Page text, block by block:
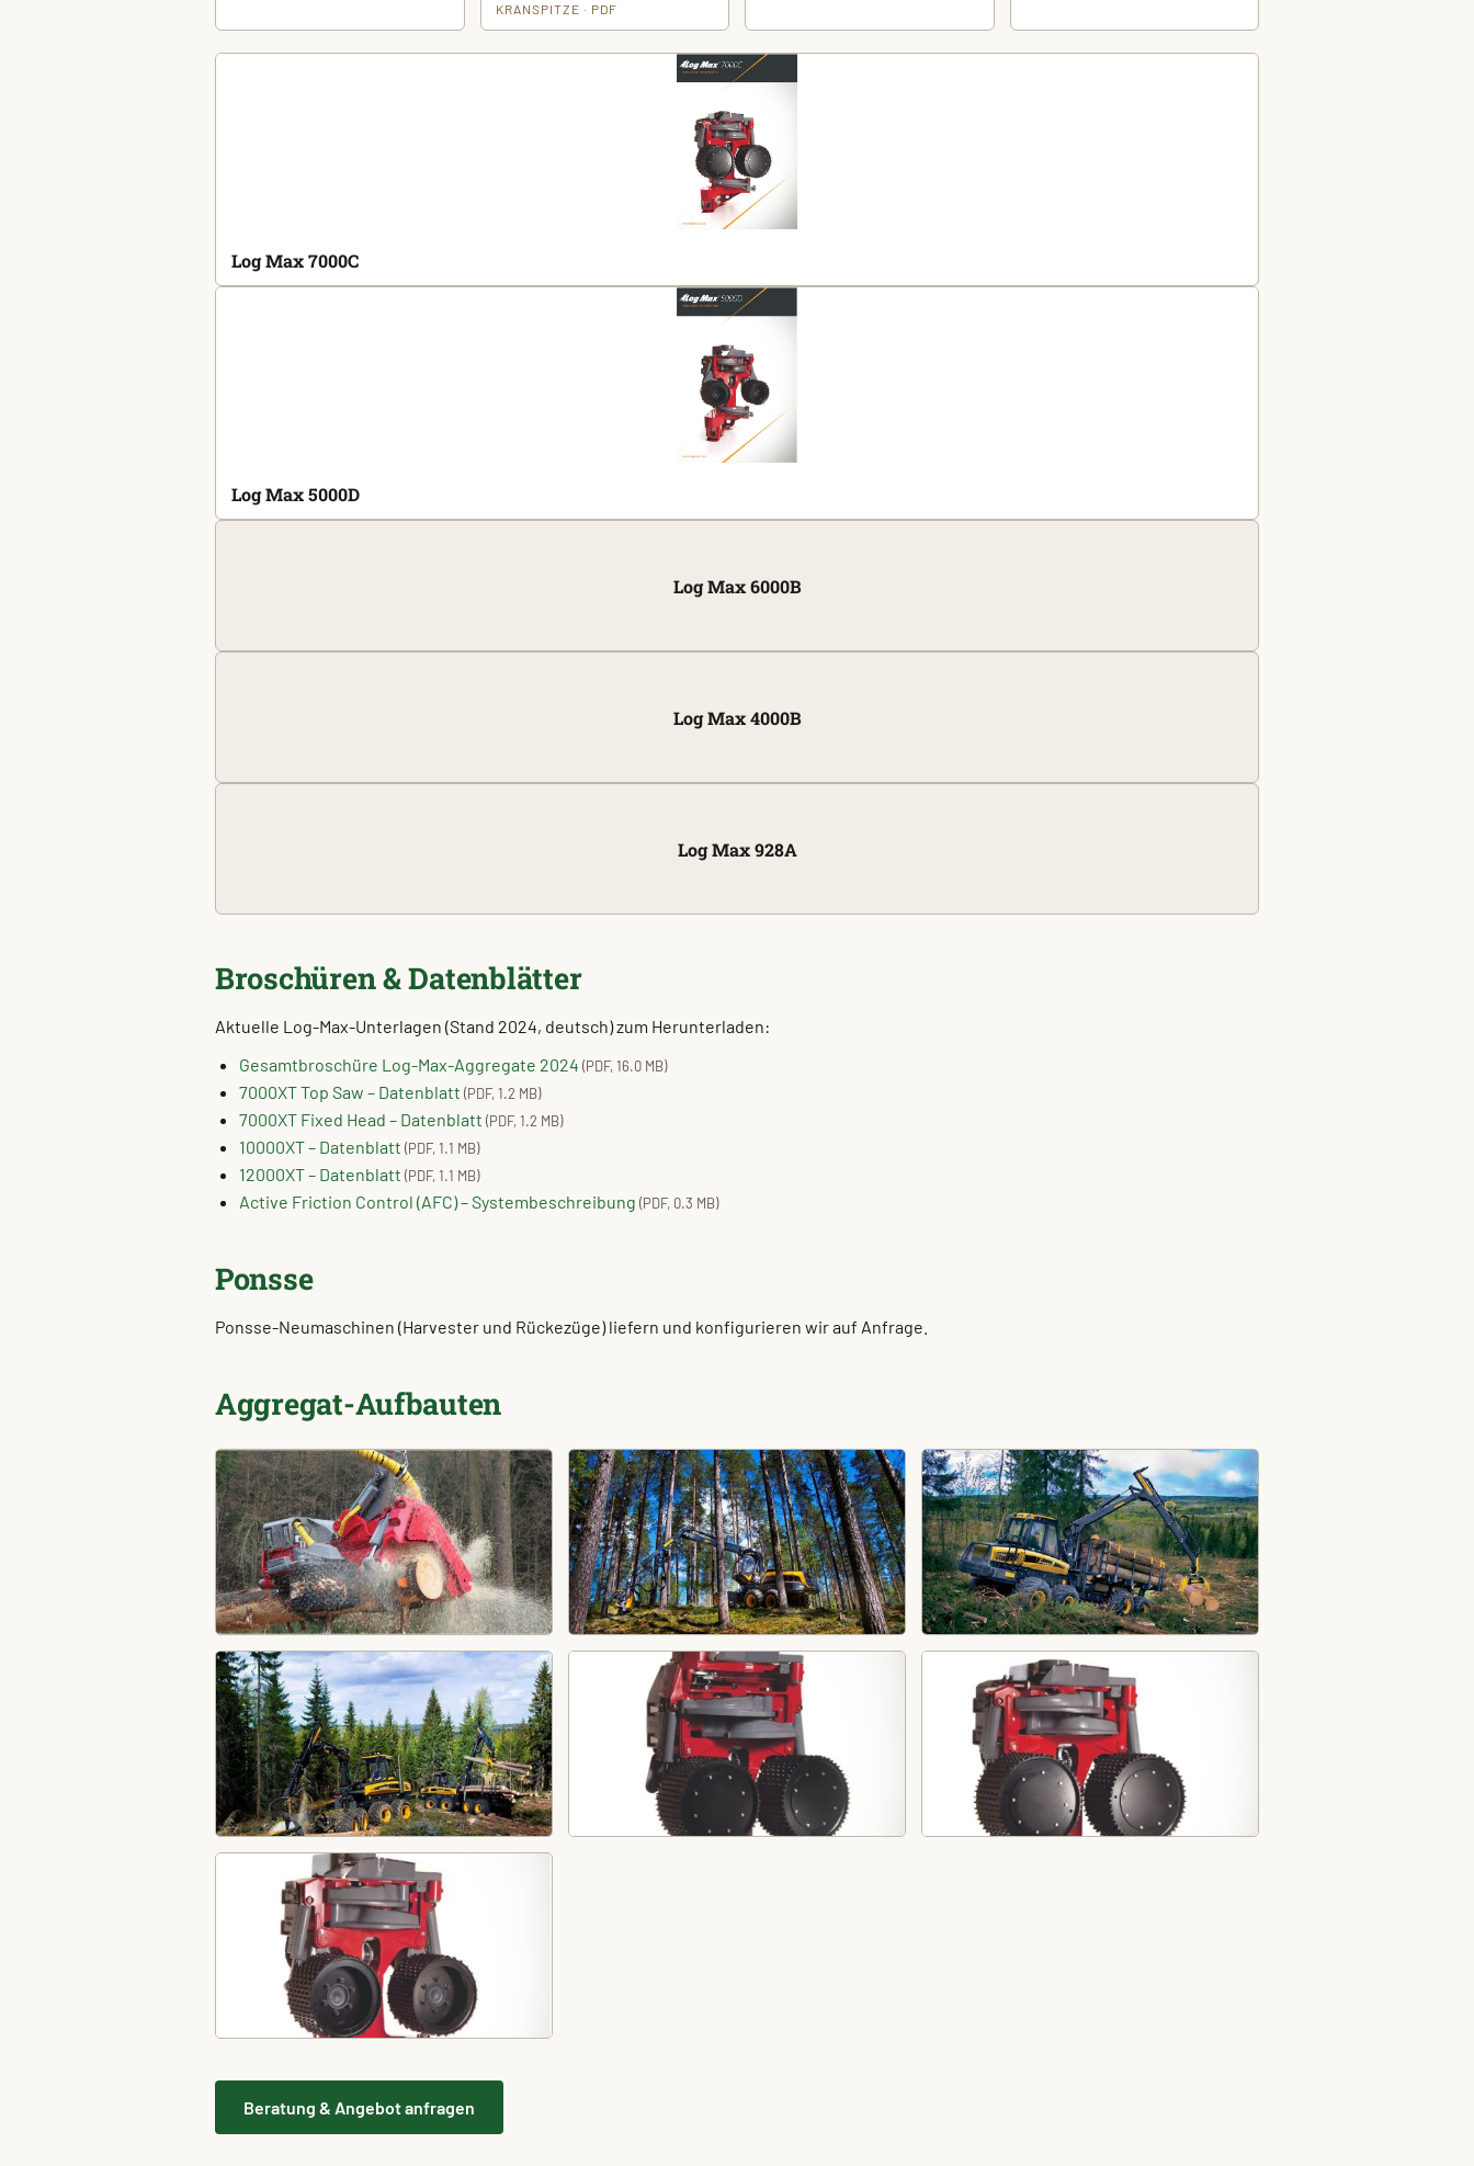
KRANSPITZE · PDF
Log Max 7000C
Log Max 5000D
Log Max 6000B
Log Max 4000B
Log Max 928A
Broschüren & Datenblätter
Aktuelle Log-Max-Unterlagen (Stand 2024, deutsch) zum Herunterladen:
Gesamtbroschüre Log-Max-Aggregate 2024 (PDF, 16.0 MB)
7000XT Top Saw – Datenblatt (PDF, 1.2 MB)
7000XT Fixed Head – Datenblatt (PDF, 1.2 MB)
10000XT – Datenblatt (PDF, 1.1 MB)
12000XT – Datenblatt (PDF, 1.1 MB)
Active Friction Control (AFC) – Systembeschreibung (PDF, 0.3 MB)
Ponsse
Ponsse-Neumaschinen (Harvester und Rückezüge) liefern und konfigurieren wir auf Anfrage.
Aggregat-Aufbauten
Beratung & Angebot anfragen